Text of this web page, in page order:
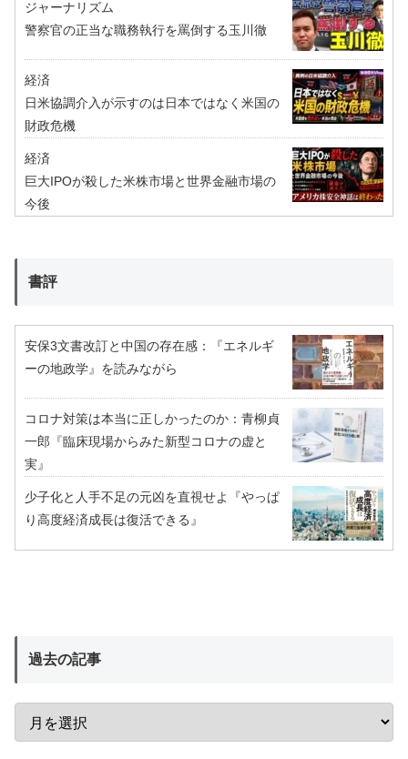
ジャーナリズム
警察官の正当な職務執行を罵倒する玉川徹
経済
日米協調介入が示すのは日本ではなく米国の
財政危機
経済
巨大IPOが殺した米株市場と世界金融市場の
今後
書評
安保3文書改訂と中国の存在感：『エネルギ
ーの地政学』を読みながら
コロナ対策は本当に正しかったのか：青柳貞
一郎『臨床現場からみた新型コロナの虚と
実』
少子化と人手不足の元凶を直視せよ『やっぱ
り高度経済成長は復活できる』
過去の記事